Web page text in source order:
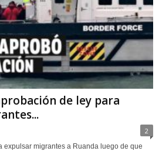
de ley para
2
expulsar migrantes a Ruanda luego de que